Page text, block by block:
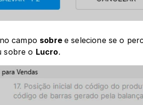
campo sobre e selecione se o
sobre o Lucro.